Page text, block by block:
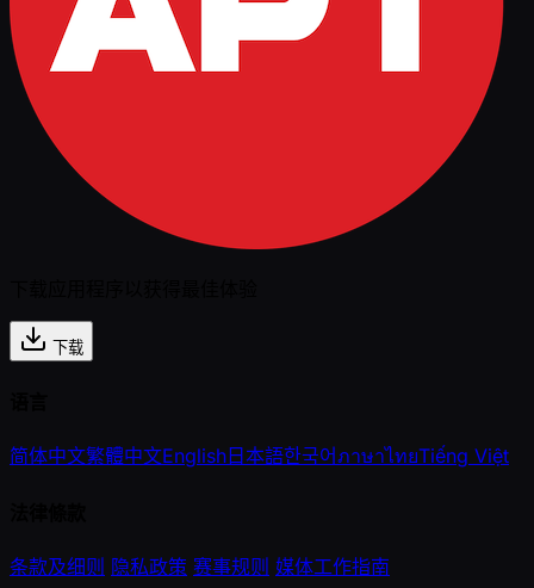
下载
简体中文繁體中文English 日本語한국어ภาษาไทยTiếng Việt
条款及细则 隐私政策 赛事规则 媒体工作指南